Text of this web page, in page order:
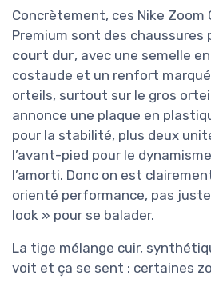
Concrètement, ces Nike Zoom
Premium sont des chaussures
court dur, avec une semelle
costaude et un renfort
orteils, surtout sur le gros
annonce une plaque en
pour la stabilité, plus deux
l’avant-pied pour le
l’amorti. Donc on est
orienté performance, pas
look » pour se balader.
La tige mélange cuir,
voit et ça se sent : certaines